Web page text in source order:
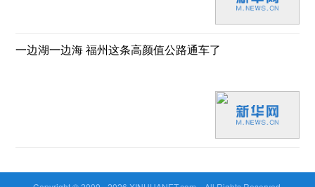
一边湖一边海 福州这条高颜值公路通车了